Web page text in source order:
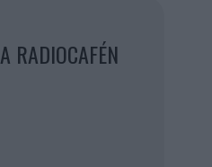
A RADIOCAFÉN